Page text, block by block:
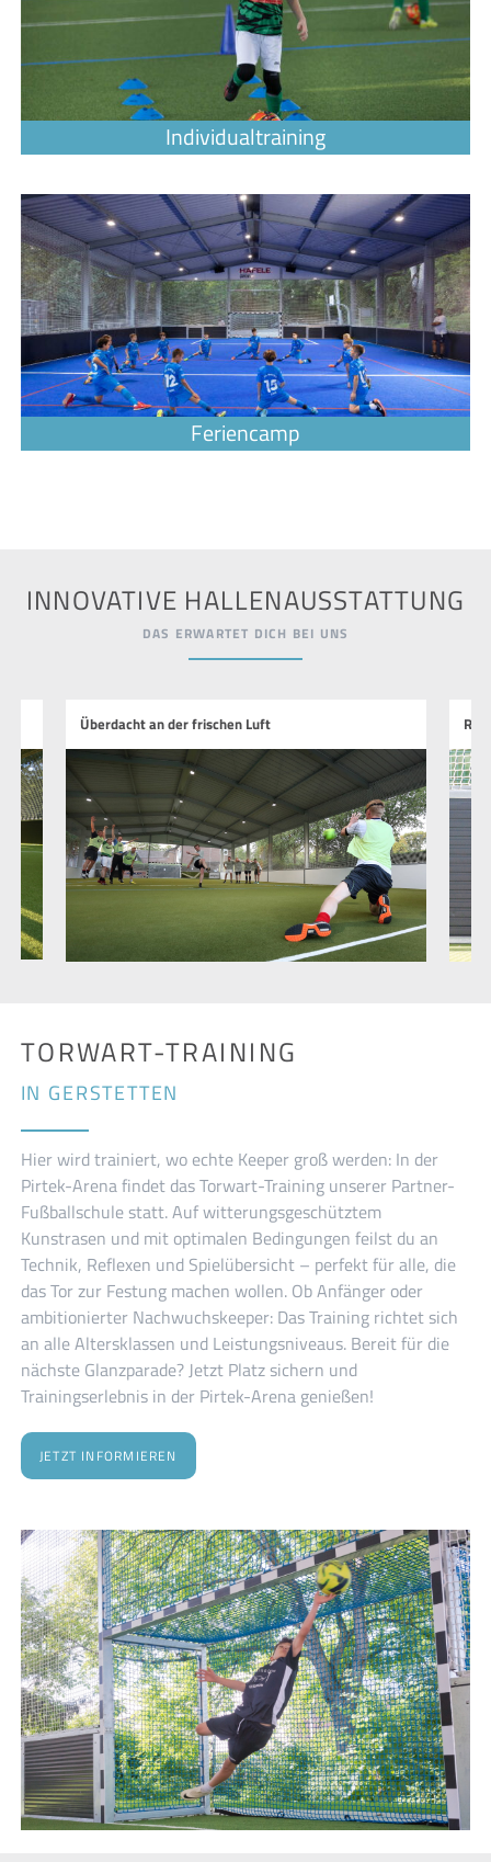
INNOVATIVE HALLENAUSSTATTUNG
DAS ERWARTET DICH BEI UNS
Überdacht an der frischen Luft
TORWART-TRAINING
IN GERSTETTEN
Hier wird trainiert, wo echte Keeper groß werden: In der
Pirtek-Arena findet das Torwart-Training unserer Partner-
Fußballschule statt. Auf witterungsgeschütztem
Kunstrasen und mit optimalen Bedingungen feilst du an
Technik, Reflexen und Spielübersicht – perfekt für alle, die
das Tor zur Festung machen wollen. Ob Anfänger oder
ambitionierter Nachwuchskeeper: Das Training richtet sich
an alle Altersklassen und Leistungsniveaus. Bereit für die
nächste Glanzparade? Jetzt Platz sichern und
Trainingserlebnis in der Pirtek-Arena genießen!
JETZT INFORMIEREN